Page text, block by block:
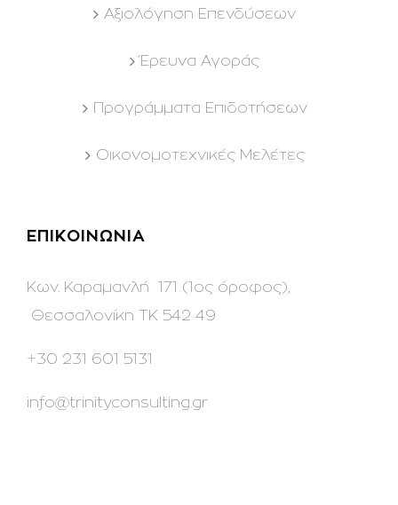
Αξιολόγηση Επενδύσεων
Έρευνα Αγοράς
Προγράμματα Επιδοτήσεων
Οικονομοτεχνικές Μελέτες
ΕΠΙΚΟΙΝΩΝΙΑ
Κων. Καραμανλή 171 (1ος όροφος),
Θεσσαλονίκη ΤΚ 542 49
+30 231 601 5131
info@trinityconsulting.gr